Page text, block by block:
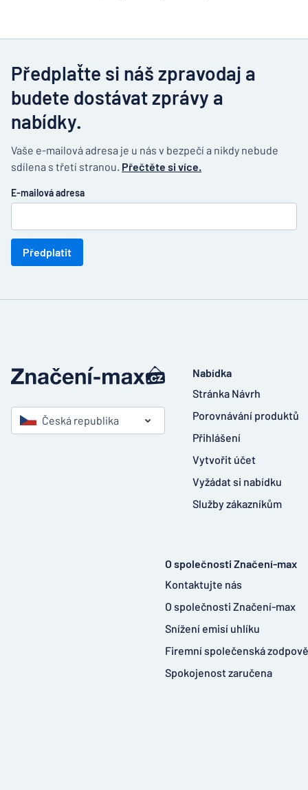
Předplaťte si náš zpravodaj a
budete dostávat zprávy a
nabídky.
Vaše e-mailová adresa je u nás v bezpečí a nikdy nebude
sdílena s třetí stranou. Přečtěte si více.
E-mailová adresa
Předplatit
Česká republika
Nabídka
Stránka Návrh
Porovnávání produktů
Přihlášení
Vytvořit účet
Vyžádat si nabídku
Služby zákazníkům
O společnosti Značení-max
Kontaktujte nás
O společnosti Značení-max
Snížení emisí uhlíku
Firemní společenská
Spokojenost zaručena